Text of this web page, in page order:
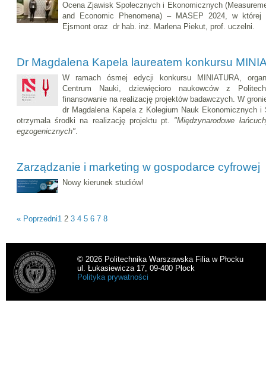
Ocena Zjawisk Społecznych i Ekonomicznych
and Economic Phenomena) – MASEP 2024, w której
Ejsmont oraz dr hab. inż. Marlena Piekut, prof. uczelni.
Dr Magdalena Kapela laureatem konkursu
W ramach ósmej edycji konkursu MINIATURA,
Centrum Nauki, dziewięcioro naukowców z
finansowanie na realizację projektów badawczych. W
dr Magdalena Kapela z Kolegium Nauk Ekonomicznych i
otrzymała środki na realizację projektu pt. "Międzynarodowe
egzogenicznych"
Zarządzanie i marketing w gospodarce cyfrowej
Nowy kierunek studiów!
« Poprzedni1 2 3 4 5 6 7 8
© 2026 Politechnika Warszawska Filia w Płocku
ul. Łukasiewicza 17, 09-400 Płock
Polityka prywatności